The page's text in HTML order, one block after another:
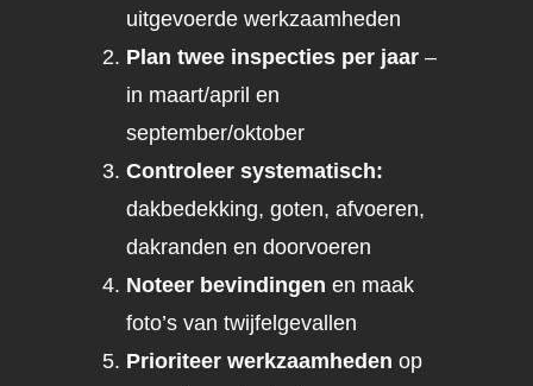
uitgevoerde werkzaamheden
Plan twee inspecties per jaar–
in maart/april en
september/oktober
Controleer systematisch:
dakbedekking, goten, afvoeren,
dakranden en doorvoeren
Noteer bevindingen en maak
foto’s van twijfelgevallen
Prioriteer werkzaamheden op